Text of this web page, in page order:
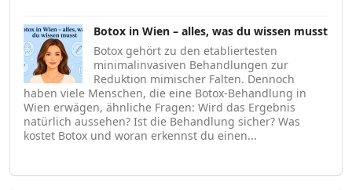
Botox in Wien – alles, was du wissen musst
Botox gehört zu den etabliertesten
minimalinvasiven Behandlungen zur
Reduktion mimischer Falten. Dennoch
haben viele Menschen, die eine Botox-Behandlung in
Wien erwägen, ähnliche Fragen: Wird das Ergebnis
natürlich aussehen? Ist die Behandlung sicher? Was
kostet Botox und woran erkennst du einen...